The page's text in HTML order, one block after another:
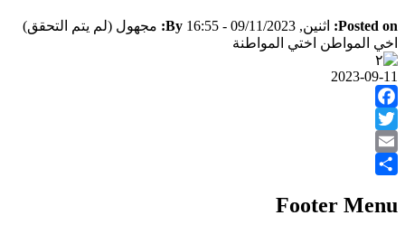
Posted on: اثنين, 09/11/2023 - 16:55 By: مجهول (لم يتم التحقق)
اخي المواطن اختي المواطنة
2023-09-11
Facebook
Twitter
Email
Footer Menu